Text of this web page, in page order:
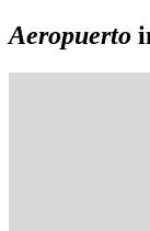
Aeropuerto